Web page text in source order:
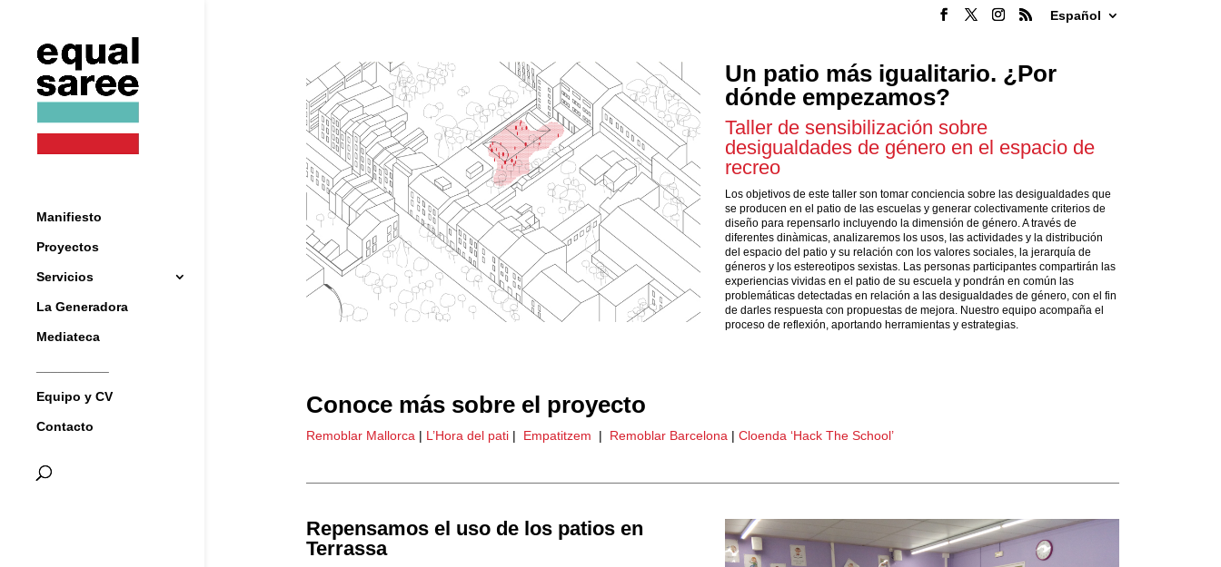
Español
Manifiesto
Proyectos
Servicios
La Generadora
Mediateca
Equipo y CV
Contacto
Un patio más igualitario. ¿Por
dónde empezamos?
Taller de sensibilización sobre
desigualdades de género en el espacio de
recreo
Los objetivos de este taller son tomar conciencia sobre las desigualdades que
se producen en el patio de las escuelas y generar colectivamente criterios de
diseño para repensarlo incluyendo la dimensión de género. A través de
diferentes dinàmicas, analizaremos los usos, las actividades y la distribución
del espacio del patio y su relación con los valores sociales, la jerarquía de
géneros y los estereotipos sexistas. Las personas participantes compartirán las
experiencias vividas en el patio de su escuela y pondrán en común las
problemáticas detectadas en relación a las desigualdades de género, con el fin
de darles respuesta con propuestas de mejora. Nuestro equipo acompaña el
proceso de reflexión, aportando herramientas y estrategias.
Conoce más sobre el proyecto
Remoblar Mallorca | L’Hora del pati| Empatitzem | Remoblar Barcelona | Cloenda ‘Hack The School’
Repensamos el uso de los patios en
Terrassa